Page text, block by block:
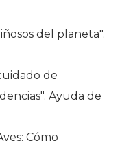
del planeta".
de
Ayuda de
Cómo